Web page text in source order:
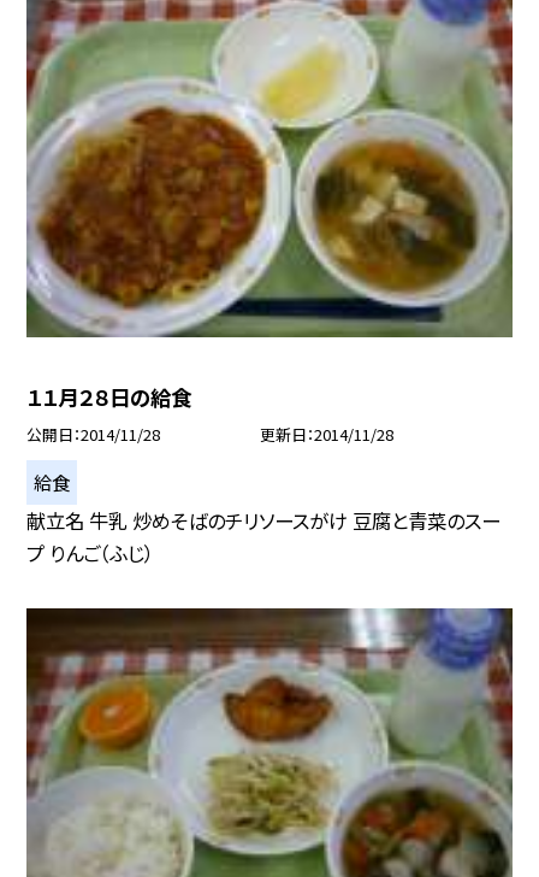
１１月２８日の給食
公開日 2014/11/28 更新日 2014/11/28
給食
献立名 牛乳 炒めそばのチリソースがけ 豆腐と青菜のスー
プ りんご（ふじ）